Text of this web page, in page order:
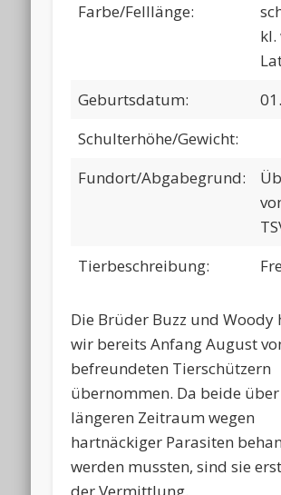
Farbe/Felllänge:
kl.
Geburtsdatum:
Schulterhöhe/Gewicht:
Fundort/Abgabegrund:
Tierbeschreibung:
Die Brüder Buzz und Woody
wir bereits Anfang August
befreundeten Tierschützern
übernommen. Da beide
längeren Zeitraum wegen
hartnäckiger Parasiten
werden mussten, sind sie